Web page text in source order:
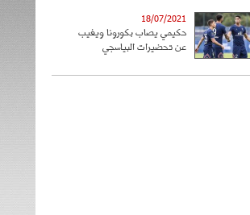
18/07/2021
حكيمي يصاب بكورونا ويغيب
عن تحضيرات البياسجي